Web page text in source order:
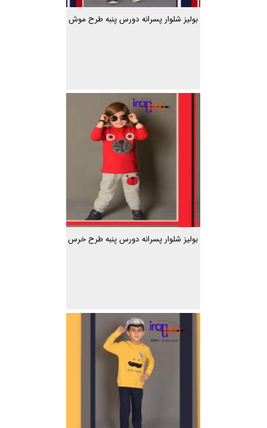
بولیز شلوار پسرانه دورس پنبه طرح موش
بولیز شلوار پسرانه دورس پنبه طرح خرس